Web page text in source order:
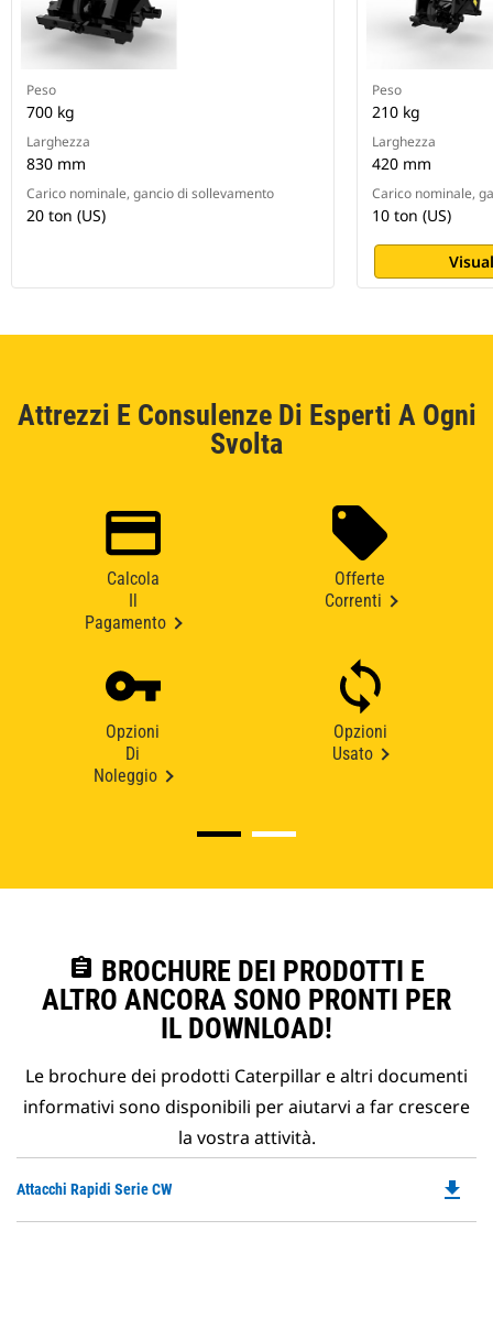
Peso
700 kg
Larghezza
830 mm
Carico nominale, gancio di sollevamento
20 ton (US)
Peso
210 kg
Larghezza
420 mm
Carico nominale,
10 ton (US)
Attrezzi E Consulenze Di Esperti A Ogni
Svolta
Calcola
Pagamento
Offerte
Correnti
Opzioni
Di
Noleggio
Opzioni
Usato
assignment BROCHURE DEI PRODOTTI E
ALTRO ANCORA SONO PRONTI PER
IL DOWNLOAD!
Le brochure dei prodotti Caterpillar e altri documenti
informativi sono disponibili per aiutarvi a far crescere
la vostra attività.
Attacchi Rapidi Serie CW file_download